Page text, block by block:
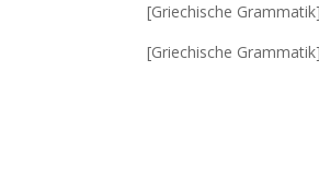
[Griechische Grammatik]
[Griechische Grammatik]